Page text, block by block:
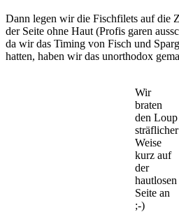
Dann legen wir die Fischfilets auf die
der Seite ohne Haut (Profis garen
da wir das Timing von Fisch und
hatten, haben wir das unorthodox
Wir
braten
den Loup
sträflicher
Weise
kurz auf
der
hautlosen
Seite an
;-)